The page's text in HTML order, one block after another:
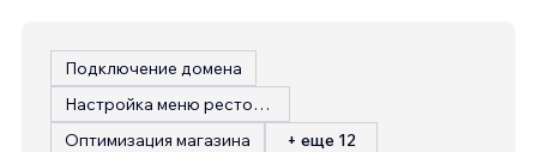
Подключение домена
Настройка меню ресторана
Оптимизация магазина
+ еще 12